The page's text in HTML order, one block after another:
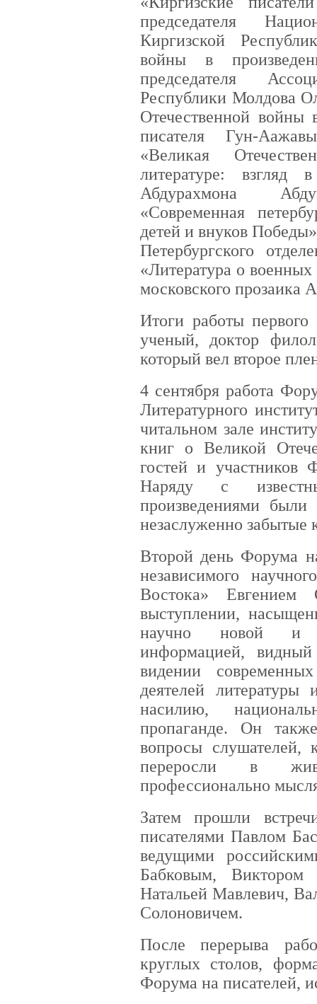
председателя
Киргизской
войны в
председателя
Республики Молдова
Отечественной войны
писателя Гун-
«Великая
литературе:
Абдурахмона
«Современная
детей и внуков
Петербургского
«Литература о
московского прозаика
Итоги работы
ученый, доктор
который вел второе
4 сентября работа
Литературного
читальном зале
книг о Великой
гостей и участников
Наряду с
произведениями были
незаслуженно забытые
Второй день Форума
независимого
Востока» Евгением
выступлении,
научно новой и
информацией,
видении
деятелей литературы
насилию,
пропаганде. Он
вопросы слушателей,
переросли в
профессионально
Затем прошли
писателями Павлом
ведущими
Бабковым,
Натальей Мавлевич,
Солоновичем.
После перерыва
круглых столов,
Форума на писателей,